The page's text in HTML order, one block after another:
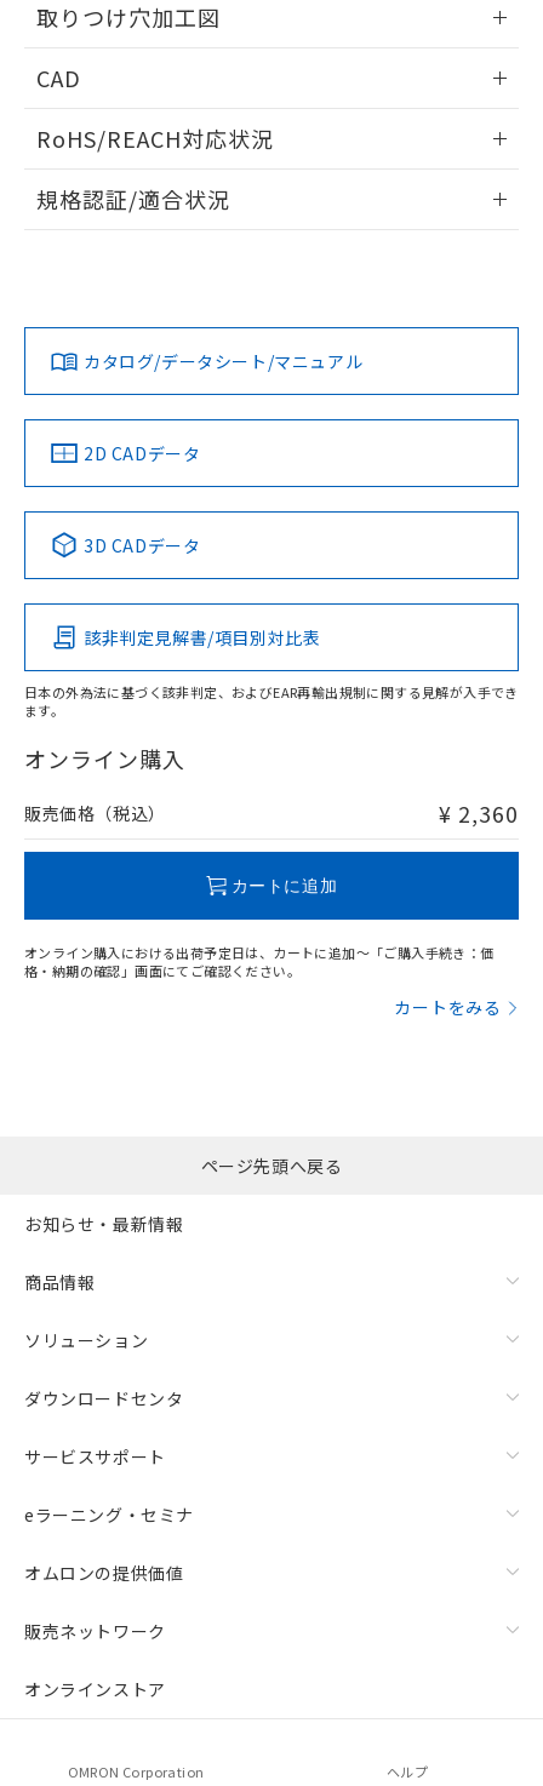
取りつけ穴加工図
CAD
ドすることができます。
ログイン/会員登録
ダウンロードデータをご利用いただく前に、以下を必ずお読
みください。
ソフトウェアの使用条件
RoHS/REACH対応状況
EU RoHS 注意事項・凡例
対応済み
中国 RoHS 注意事項・凡例
Pb Hg Cd Cr(VI)
O
在庫等で未対応品が混在する可能性があります。
問い合わせください。
規格認証/適合状況
カタログ/データシート/マニュアル
2D CADデータ
3D CADデータ
該非判定見解書/項目別対比表
日本の外為法に基づく該非判定、およびEAR再輸出規制に関する見解が入手でき
ます。
オンライン購入
販売価格（税込） ¥ 2,360
カートに追加
オンライン購入における出荷予定日は、カートに追加～「ご購入手続き：価
格・納期の確認」画面にてご確認ください。
カートをみる
※当社の共同利用者とは、
の共同利用に関して"
の「1.共同利
EU RoHS指令（10物質）の非含有証明書
ものではありません。
また、RoHS指令のフタル酸エステル類４
物質の対応では、対応完了までの期間は出
荷製品に未対応品が混在することから備考
欄に対応日を記載しておりました。
ページ先頭へ戻る
お知らせ・最新情報
商品情報
ソリューション
ダウンロードセンタ
サービスサポート
eラーニング・セミナ
オムロンの提供価値
販売ネットワーク
オンラインストア
OMRON Corporation ヘルプ